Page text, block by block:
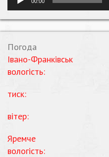
Погода
Івано-Франківськ
вологість:
тиск:
вітер:
Яремче
вологість: